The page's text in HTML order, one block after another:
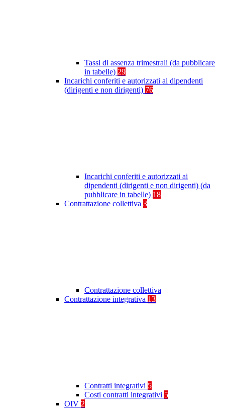
Tassi di assenza trimestrali (da pubblicare
in tabelle) 29
Incarichi conferiti e autorizzati ai dipendenti
(dirigenti e non dirigenti) 76
Incarichi conferiti e autorizzati ai
dipendenti (dirigenti e non dirigenti) (da
pubblicare in tabelle) 18
Contrattazione collettiva 3
Contrattazione collettiva
Contrattazione integrativa 13
Contratti integrativi 5
Costi contratti integrativi 5
OIV 2